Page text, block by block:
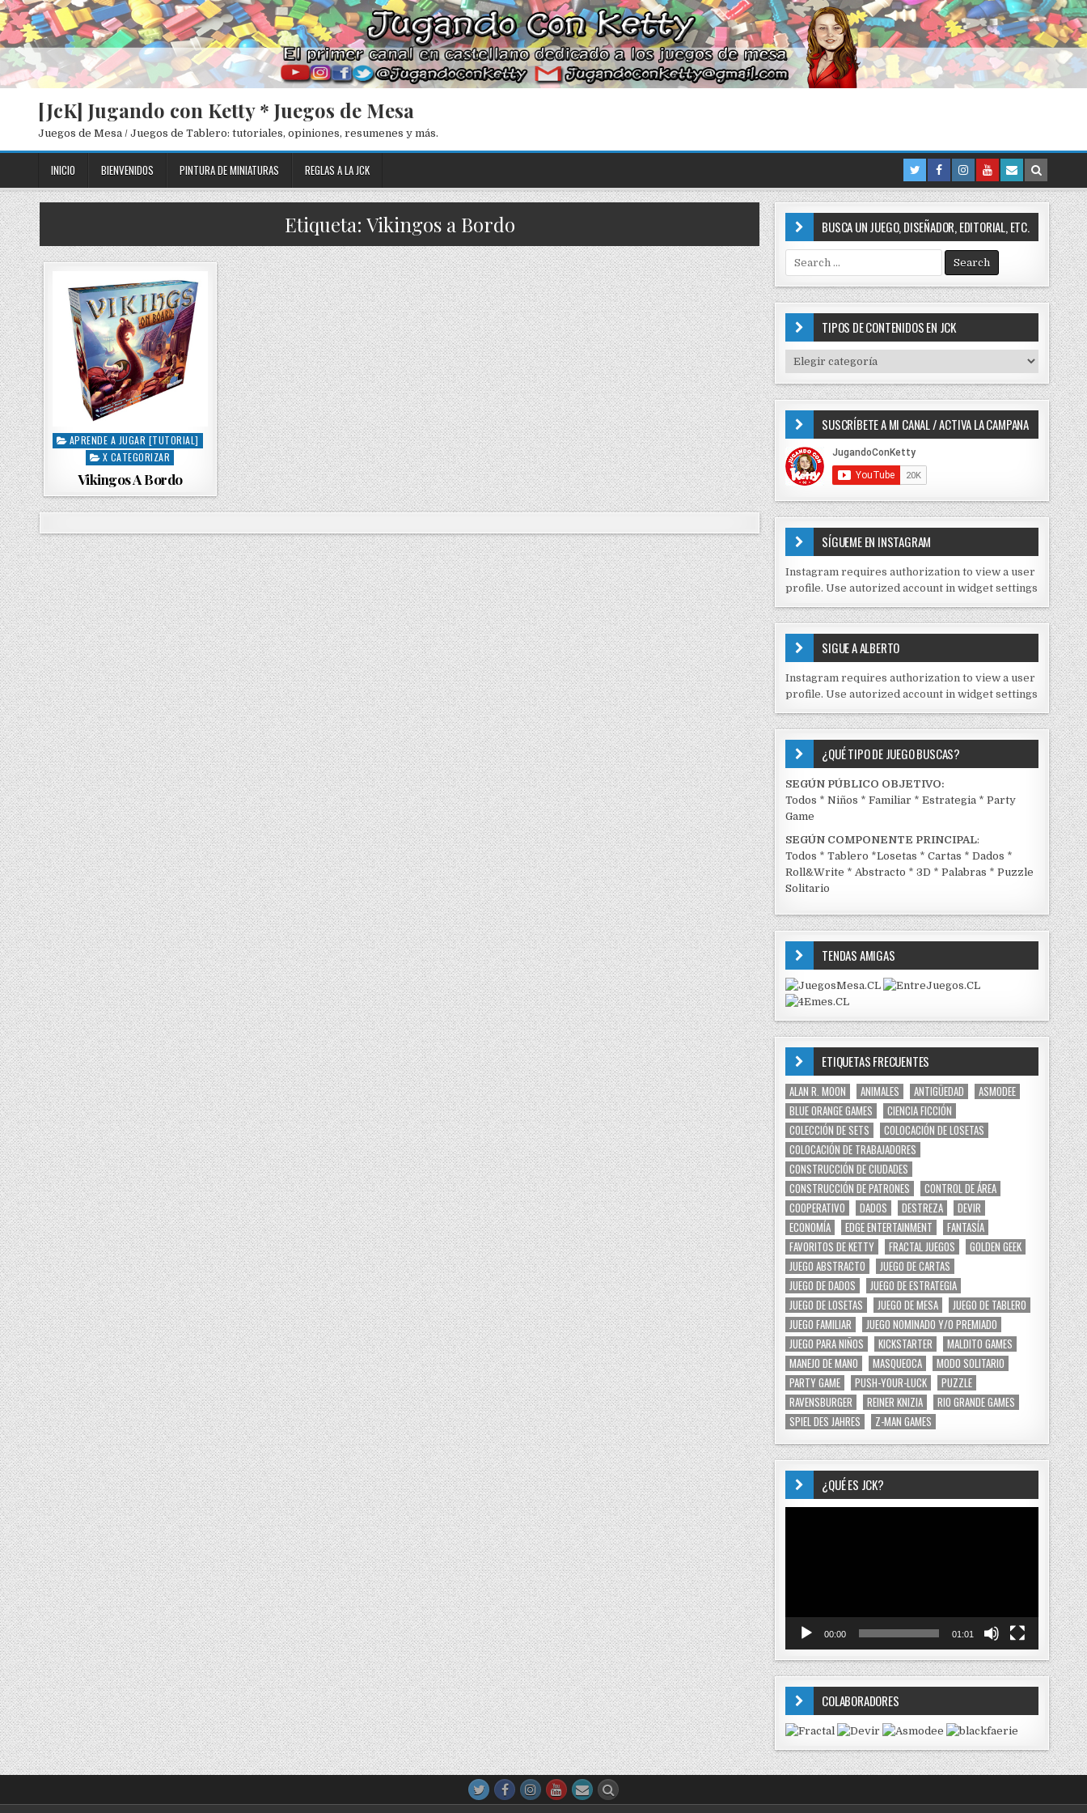
[JcK] Jugando con Ketty * Juegos de Mesa
Juegos de Mesa / Juegos de Tablero: tutoriales, opiniones, resumenes y más.
INICIO BIENVENIDOS PINTURA DE MINIATURAS REGLAS A LA JCK
Etiqueta: Vikingos a Bordo
P
e
i
n
APRENDE A JUGAR [TUTORIAL]
X CATEGORIZAR
Vikingos A Bordo
BUSCA UN JUEGO, DISEÑADOR, EDITORIAL, ETC.
e
a
r
o
r
:
TIPOS DE CONTENIDOS EN JCK
I
P
D
E
C
N
T
I
D
S
E
J
C
K
SUSCRÍBETE A MI CANAL / ACTIVA LA CAMPANA
SÍGUEME EN INSTAGRAM
Instagram requires authorization to view a user
profile. Use autorized account in widget settings
SIGUE A ALBERTO
Instagram requires authorization to view a user
profile. Use autorized account in widget settings
¿QUÉ TIPO DE JUEGO BUSCAS?
SEGÚN PÚBLICO OBJETIVO:
Todos *Niños *Familiar *Estrategia *Party
Game
SEGÚN COMPONENTE PRINCIPAL:
Todos *Tablero *Losetas *Cartas *Dados *
Roll&Write *Abstracto *3D *Palabras *Puzzle
Solitario
TENDAS AMIGAS
ETIQUETAS FRECUENTES
ALAN R. MOON ANIMALES ANTIGÜEDAD
ASMODEE
BLUE ORANGE GAMES
CIENCIA FICCIÓN
COLECCIÓN DE SETS
COLOCACIÓN DE LOSETAS
COLOCACIÓN DE TRABAJADORES
CONSTRUCCIÓN DE CIUDADES
CONSTRUCCIÓN DE PATRONES
CONTROL DE ÁREA
COOPERATIVO
DADOS DESTREZA
DEVIR
ECONOMÍA
EDGE ENTERTAINMENT
FANTASÍA
FAVORITOS DE KETTY
FRACTAL JUEGOS
GOLDEN GEEK
JUEGO ABSTRACTO
JUEGO DE CARTAS
JUEGO DE DADOS
JUEGO DE ESTRATEGIA
JUEGO DE LOSETAS
JUEGO DE MESA
JUEGO DE TABLERO
JUEGO FAMILIAR
JUEGO NOMINADO Y/O PREMIADO
JUEGO PARA NIÑOS
KICKSTARTER
MALDITO GAMES
MANEJO DE MANO
MASQUEOCA
MODO SOLITARIO
PARTY GAME
PUSH-YOUR-LUCK
PUZZLE
RAVENSBURGER
REINER KNIZIA
RIO GRANDE GAMES
SPIEL DES JAHRES
Z-MAN GAMES
¿QUÉ ES JCK?
00:00 01:01
COLABORADORES